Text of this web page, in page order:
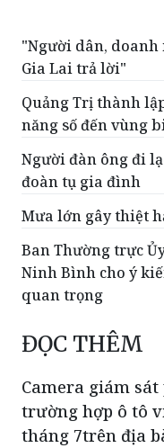
"Người dân,
Gia Lai trả lời"
Quảng Trị thành
năng số đến vùng
Người đàn ông đi
đoàn tụ gia đình
Mưa lớn gây thiệt
Ban Thường trực
Ninh Bình cho ý
quan trọng
ĐỌC THÊM
Camera giám
trường hợp ô tô
tháng 7trên địa